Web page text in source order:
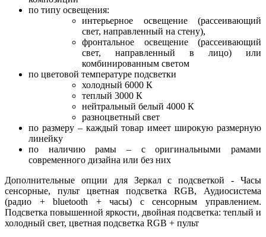
по типу освещения:
интерьерное освещение (рассеивающий
свет, направленный на стену),
фронтальное освещение (рассеивающий
свет, направленный в лицо) или
комбинированным светом
по цветовой температуре подсветки
холодный 6000 К
теплый 3000 К
нейтральный белый 4000 К
разноцветный свет
по размеру – каждый товар имеет широкую размерную
линейку
по наличию рамы – с оригинальными рамами
современного дизайна или без них
Дополнительные опции для Зеркал с подсветкой - Часы
сенсорные, пульт цветная подсветка RGB, Аудиосистема
(радио + bluetooth + часы) с сенсорным управлением.
Подсветка повышенной яркости, двойная подсветка: теплый и
холодный свет, цветная подсветка RGB + пульт